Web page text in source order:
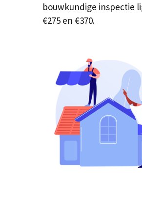
bouwkundige inspectie
€275 en €370.